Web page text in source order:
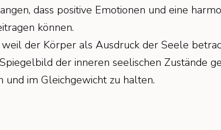
dass positive Emotionen und eine
können.
der Körper als Ausdruck der Seele
der inneren seelischen Zustände
und im Gleichgewicht zu halten.